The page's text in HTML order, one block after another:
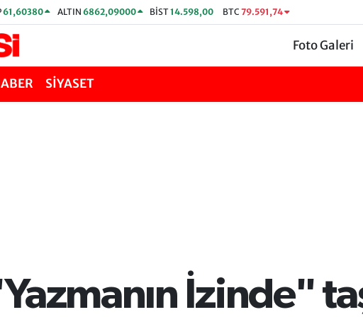
61,60380 ALTIN 6862,09000 BİST14.598,00 BTC 79.591,74
Foto Galeri
SİYASET
İzinde"